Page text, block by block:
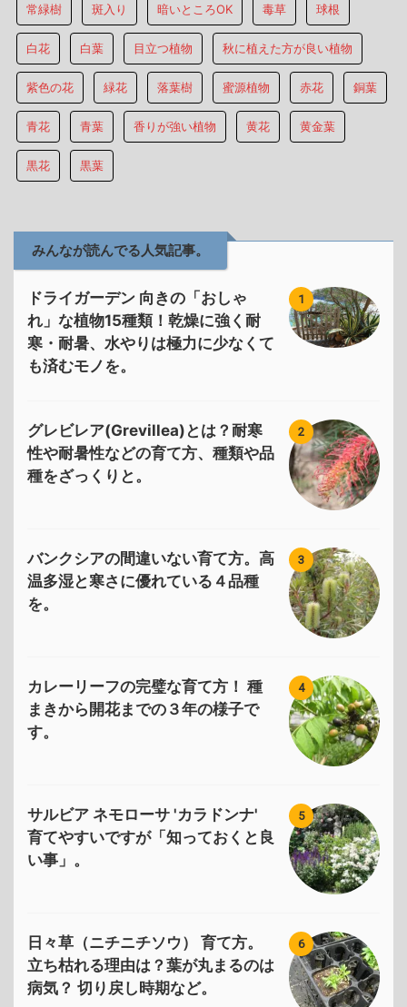
常緑樹 斑入り 暗いところOK 毒草 球根
白花 白葉 目立つ植物 秋に植えた方が良い植物
紫色の花 緑花 落葉樹 蜜源植物 赤花 銅葉
青花 青葉 香りが強い植物 黄花 黄金葉
黒花 黒葉
みんなが読んでる人気記事。
1
ドライガーデン 向きの「おしゃ
れ」な植物15種類！乾燥に強く耐
寒・耐暑、水やりは極力に少なくて
も済むモノを。
2
グレビレア(Grevillea)とは？耐寒
性や耐暑性などの育て方、種類や品
種をざっくりと。
3
バンクシアの間違いない育て方。高
温多湿と寒さに優れている４品種
を。
4
カレーリーフの完璧な育て方！ 種
まきから開花までの３年の様子で
す。
5
サルビア ネモローサ 'カラドンナ'
育てやすいですが「知っておくと良
い事」。
6
日々草（ニチニチソウ） 育て方。
立ち枯れる理由は？葉が丸まるのは
病気？ 切り戻し時期など。